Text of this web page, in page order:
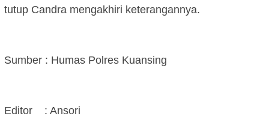
tutup Candra mengakhiri keterangannya.
Sumber : Humas Polres Kuansing
Editor : Ansori